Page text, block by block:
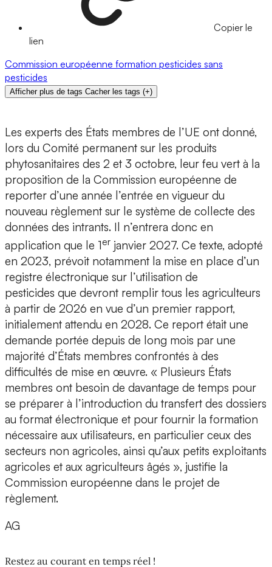
Copier le
lien
Commission européenne formation pesticides sans
pesticides
Afficher plus de tags Cacher les tags (+)
Les experts des États membres de l’UE ont donné,
lors du Comité permanent sur les produits
phytosanitaires des 2 et 3 octobre, leur feu vert à la
proposition de la Commission européenne de
reporter d’une année l’entrée en vigueur du
nouveau règlement sur le système de collecte des
données des intrants. Il n’entrera donc en
application que le 1er janvier 2027. Ce texte, adopté
en 2023, prévoit notamment la mise en place d’un
registre électronique sur l’utilisation de
pesticides que devront remplir tous les agriculteurs
à partir de 2026 en vue d’un premier rapport,
initialement attendu en 2028. Ce report était une
demande portée depuis de long mois par une
majorité d’États membres confrontés à des
difficultés de mise en œuvre. « Plusieurs États
membres ont besoin de davantage de temps pour
se préparer à l’introduction du transfert des dossiers
au format électronique et pour fournir la formation
nécessaire aux utilisateurs, en particulier ceux des
secteurs non agricoles, ainsi qu’aux petits exploitants
agricoles et aux agriculteurs âgés », justifie la
Commission européenne dans le projet de
règlement.
AG
Restez au courant en temps réel !